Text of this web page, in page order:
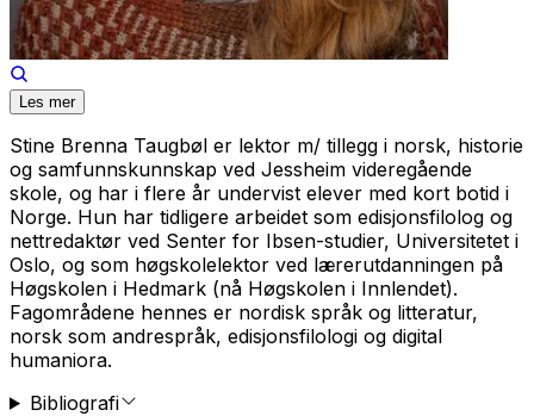
Les mer
Stine Brenna Taugbøl er lektor m/ tillegg i norsk, historie
og samfunnskunnskap ved Jessheim videregående
skole, og har i flere år undervist elever med kort botid i
Norge. Hun har tidligere arbeidet som edisjonsfilolog og
nettredaktør ved Senter for Ibsen-studier, Universitetet i
Oslo, og som høgskolelektor ved lærerutdanningen på
Høgskolen i Hedmark (nå Høgskolen i Innlendet).
Fagområdene hennes er nordisk språk og litteratur,
norsk som andrespråk, edisjonsfilologi og digital
humaniora.
Bibliografi